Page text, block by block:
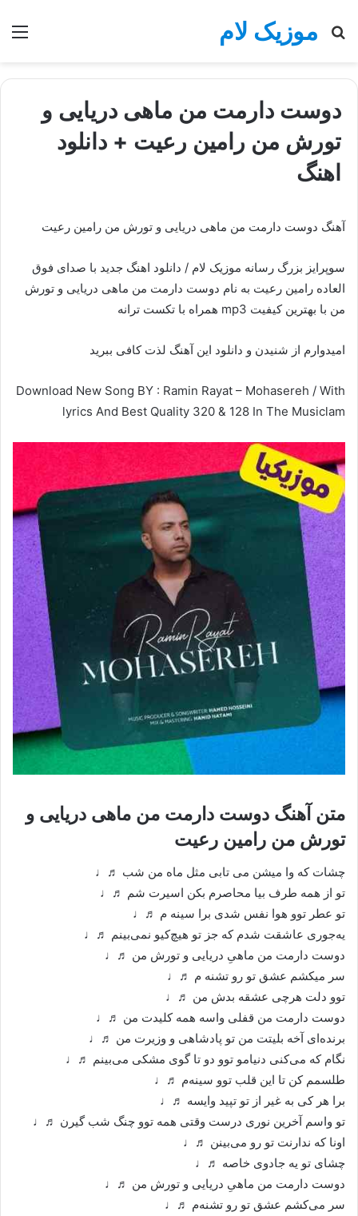
موزیک لام
جستجو
دوست دارمت من ماهی دریایی و
تورش من رامین رعیت + دانلود
اهنگ
آهنگ دوست دارمت من ماهی دریایی و تورش من رامین رعیت
سوپرایز بزرگ رسانه موزیک لام / دانلود اهنگ جدید با صدای فوق
العاده رامین رعیت به نام دوست دارمت من ماهی دریایی و تورش
من با بهترین کیفیت mp3 همراه با تکست ترانه
امیدوارم از شنیدن و دانلود این آهنگ لذت کافی ببرید
Download New Song BY : Ramin Rayat – Mohasereh / With
lyrics And Best Quality 320 & 128 In The Musiclam
متن آهنگ دوست دارمت من ماهی دریایی و
تورش من رامین رعیت
چشات که وا میشن می تابی مثل ماه من شب ♬♩
تو از همه طرف بیا محاصرم ‌بکن اسیرت شم ♬♩
تو عطر توو هوا نفس شدی برا سینه م ♬♩
یه‌جوری عاشقت شدم که جز تو هیچ‌کیو نمی‌بینم ♬♩
دوست دارمت من ماهیِ دریایی و تورش من ♬♩
سر میکشم عشق تو رو تشنه م ♬♩
توو دلت هرچی عشقه بدش من ♬♩
دوست دارمت من قفلی واسه همه کلیدت من ♬♩
برنده‌ای آخه بلیتت من تو پادشاهی و وزیرت من ♬♩
نگام که می‌کنی دنیامو توو دو تا گوی مشکی می‌بینم ♬♩
طلسمم کن تا این قلب توو سینه‌م ♬♩
برا هر کی به غیر از تو تپید وایسه ♬♩
تو واسم آخرین نوری درست وقتی همه توو چنگ شب گیرن ♬♩
اونا که ندارنت تو رو می‌بینن ♬♩
چشای تو یه جادوی خاصه ♬♩
دوست دارمت من ماهیِ دریایی و تورش من ♬♩
سر می‌کشم عشق تو رو تشنه‌م ♬♩